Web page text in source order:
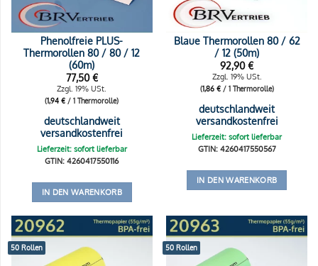
Phenolfreie PLUS-
Thermorollen 80 / 80 / 12
(60m)
77,50€
Zzgl. 19% USt.
(1,94€ / 1 Thermorolle)
deutschlandweit
versandkostenfrei
Lieferzeit: sofort lieferbar
GTIN: 4260417550116
IN DEN WARENKORB
Blaue Thermorollen 80 / 62
/ 12 (50m)
92,90€
Zzgl. 19% USt.
(1,86 €/ 1 Thermorolle)
deutschlandweit
versandkostenfrei
Lieferzeit: sofort lieferbar
GTIN: 4260417550567
IN DEN WARENKORB
50 Rollen 50 Rollen